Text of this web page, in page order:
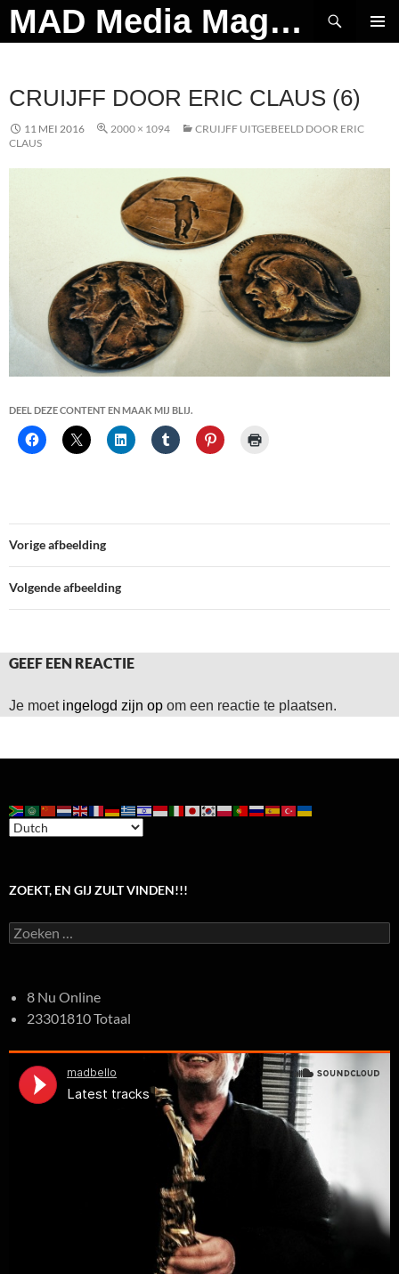
Ga
naar
MAD Media Magazine
Zoeken
CRUIJFF DOOR ERIC CLAUS (6)
11 MEI 2016 2000 × 1094
CRUIJFF UITGEBEELD DOOR ERIC
CLAUS
DEEL DEZE CONTENT EN MAAK MIJ BLIJ.
Vorige afbeelding
Volgende afbeelding
GEEF EEN REACTIE
Je moet ingelogd zijn op om een reactie te plaatsen.
ZOEKT, EN GIJ ZULT VINDEN!!!
Zoeken
naar:
8 Nu Online
23301810 Totaal